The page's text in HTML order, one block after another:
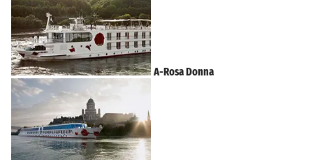
A-Rosa Donna